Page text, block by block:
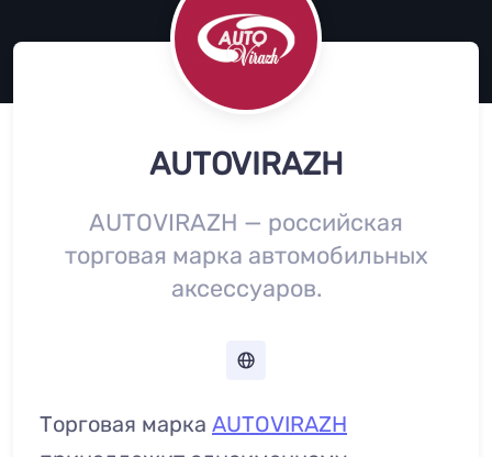
AUTOVIRAZH
AUTOVIRAZH — российская
торговая марка автомобильных
аксессуаров.
Торговая марка AUTOVIRAZH